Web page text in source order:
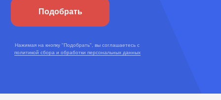
Подобрать
Нажимая на кнопку "Подобрать", вы соглашаетесь с
политикой сбора и обработки персональных данных